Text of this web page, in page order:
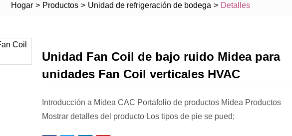
Hogar > Productos > Unidad de refrigeración de bodega > Detalles
Unidad Fan Coil de bajo ruido Midea para
unidades Fan Coil verticales HVAC
Introducción a Midea CAC Portafolio de productos Midea Productos
Mostrar detalles del producto Los tipos de pie se pued;